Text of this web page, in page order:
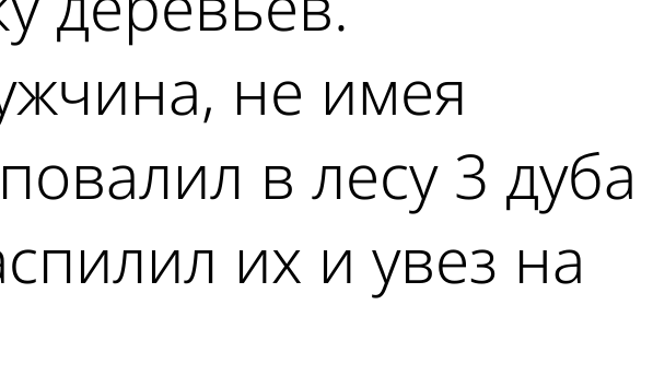
не имея
в лесу 3 дуба
их и увез на